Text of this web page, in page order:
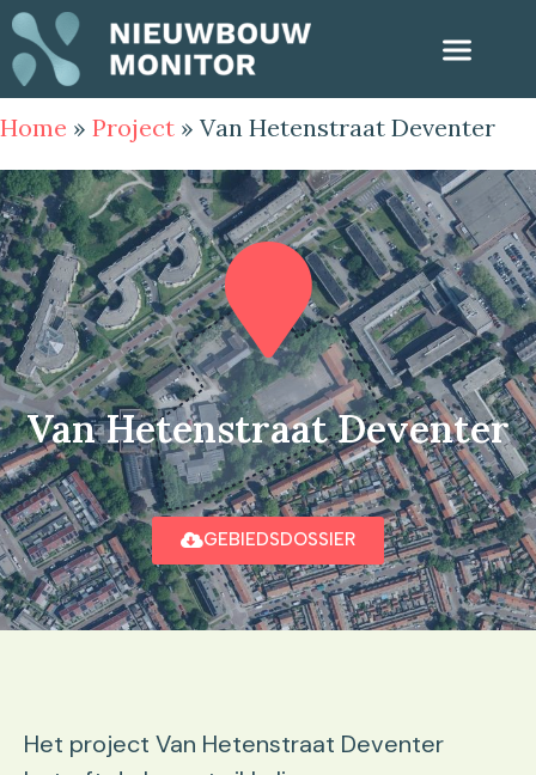
Home » Project » Van Hetenstraat Deventer
Van Hetenstraat Deventer
GEBIEDSDOSSIER
Het project Van Hetenstraat Deventer